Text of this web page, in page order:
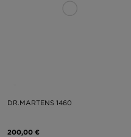
DR.MARTENS 1460
200,00 €